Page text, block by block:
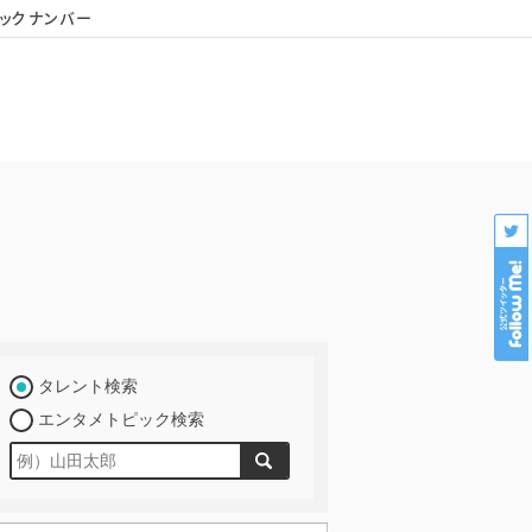
会社概要 個人情報保護
クナンバー
タレント検索
エンタメトピック検索